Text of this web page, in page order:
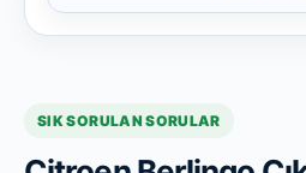
SIK SORULAN SORULAR